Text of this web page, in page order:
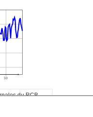
30
du RCB